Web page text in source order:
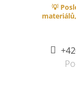
💡
ZPĚT
ZPĚT